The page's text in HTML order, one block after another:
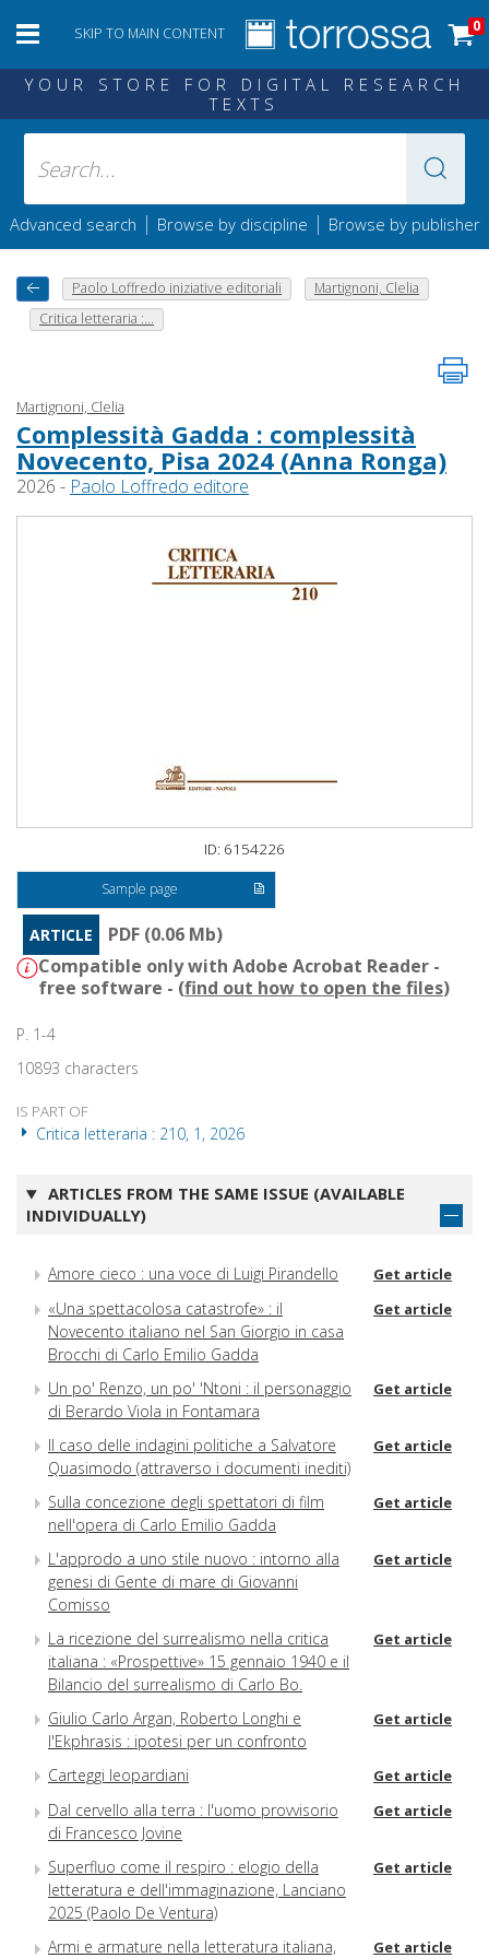
SKIP TO MAIN CONTENT 0
YOUR STORE FOR DIGITAL RESEARCH
TEXTS
Advanced search | Browse by discipline | Browse by publisher
Paolo Loffredo iniziative editoriali
Martignoni, Clelia
Critica letteraria :...
Martignoni, Clelia
Complessità Gadda : complessità
Novecento, Pisa 2024 (Anna Ronga)
2026 - Paolo Loffredo editore
ID: 6154226
Sample page
ARTICLE
PDF (0.06 Mb)
Compatible only with Adobe Acrobat Reader -
free software - (find out how to open the files)
P. 1-4
10893 characters
IS PART OF
Critica letteraria : 210, 1, 2026
ARTICLES FROM THE SAME ISSUE (AVAILABLE
INDIVIDUALLY)
Amore cieco : una voce di Luigi Pirandello Get article
«Una spettacolosa catastrofe» : il
Novecento italiano nel San Giorgio in casa
Brocchi di Carlo Emilio Gadda
Get article
Un po' Renzo, un po' 'Ntoni : il personaggio
di Berardo Viola in Fontamara
Get article
Il caso delle indagini politiche a Salvatore
Quasimodo (attraverso i documenti inediti)
Get article
Sulla concezione degli spettatori di film
nell'opera di Carlo Emilio Gadda
Get article
L'approdo a uno stile nuovo : intorno alla
genesi di Gente di mare di Giovanni
Comisso
Get article
La ricezione del surrealismo nella critica
italiana : «Prospettive» 15 gennaio 1940 e il
Bilancio del surrealismo di Carlo Bo.
Get article
Giulio Carlo Argan, Roberto Longhi e
l'Ekphrasis : ipotesi per un confronto
Get article
Carteggi leopardiani Get article
Dal cervello alla terra : l'uomo provvisorio
di Francesco Jovine
Get article
Superfluo come il respiro : elogio della
letteratura e dell'immaginazione, Lanciano
2025 (Paolo De Ventura)
Get article
Armi e armature nella letteratura italiana,
Get article